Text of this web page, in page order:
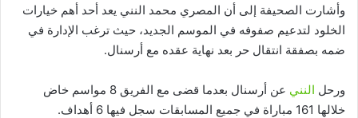
وأشارت الصحيفة إلى أن المصري محمد النني يعد أحد أهم خيارات
الخلود لتدعيم صفوفه في الموسم الجديد، حيث ترغب الإدارة في
ضمه بصفقة انتقال حر بعد نهاية عقده مع أرسنال.
ورحل النني
عن أرسنال بعدما قضى مع الفريق 8 مواسم خاض
خلالها 161 مباراة في جميع المسابقات سجل فيها 6 أهداف.